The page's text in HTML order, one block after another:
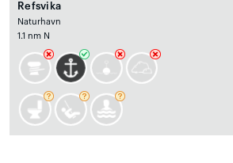
Refsvika
Naturhavn
1.1 nm N